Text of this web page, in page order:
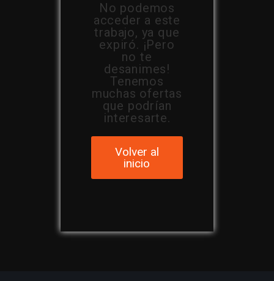
No podemos
acceder a este
trabajo, ya que
expiró. ¡Pero
no te
desanimes!
Tenemos
muchas ofertas
que podrían
interesarte.
Volver al
inicio